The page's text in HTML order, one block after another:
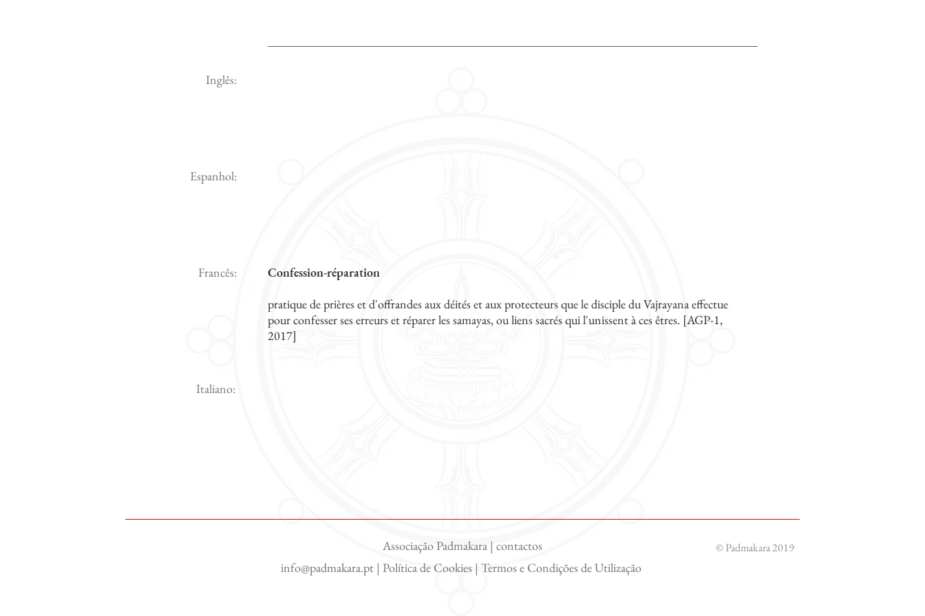
Inglês:
Espanhol:
Francês:
Confession-réparation
pratique de prières et d'offrandes aux déités et aux protecteurs que le disciple du Vajrayana effectue
pour confesser ses erreurs et réparer les samayas, ou liens sacrés qui l'unissent à ces êtres. [AGP-1,
2017]
Italiano:
Associação Padmakara | contactos
info@padmakara.pt | Política de Cookies | Termos e Condições de Utilização
© Padmakara 2019